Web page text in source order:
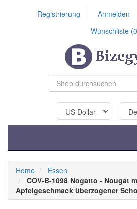
Registrierung Anmelden
Wunschliste
Home
Essen
COV-B-1098 Nogatto - Nougat
Apfelgeschmack überzogener